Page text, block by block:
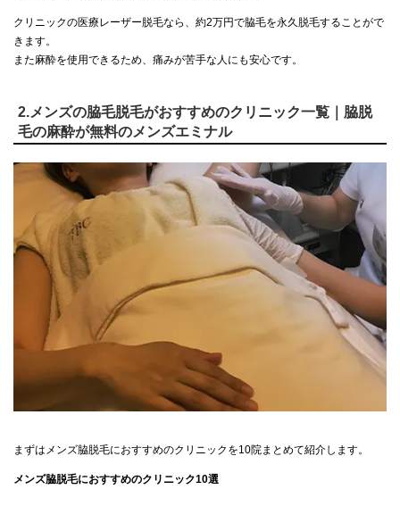
クリニックの医療レーザー脱毛なら、約2万円で脇毛を永久脱毛することがで
きます。
また麻酔を使用できるため、痛みが苦手な人にも安心です。
2.メンズの脇毛脱毛がおすすめのクリニック一覧｜脇脱
毛の麻酔が無料のメンズエミナル
まずはメンズ脇脱毛におすすめのクリニックを10院まとめて紹介します。
メンズ脇脱毛におすすめのクリニック10選